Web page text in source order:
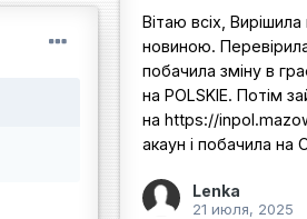
Вітаю всіх,
новиною. Перевірила
побачила зміну в
на POLSKIE. Потім
на https://
акаун і побачила на
Lenka
21 июля, 2025